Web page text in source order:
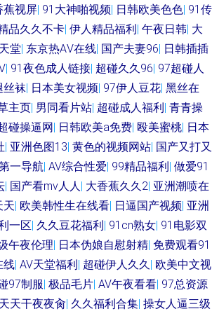
蕉视屏| 91大神啪视频| 日韩欧美色色| 91传
品久久不卡| 伊人精品福利| 午夜日韩| 大
堂| 东京热AⅤ在线| 国产夫妻96| 日韩插插
| 91夜色成人链接| 超碰久久96| 97超碰人
丝袜| 日本美女视频| 97伊人豆花| 黑丝在
主页| 男同看片站| 超碰成人福利| 青青操
碰操逼网| 日韩欧美a免费| 殴美蜜桃| 日本
| 亚洲色图13| 黄色的视频网站| 国产又打又
一导航| AV综合性爱| 99精品福利| 做爱91
| 国产看mv人人| 大香蕉久久2| 亚洲潮喷在
天| 欧美韩性生在线看| 日逼国产视频| 亚洲
一区| 久久豆花福利| 91cn熟女| 91电影双
午夜伦理| 日本伪娘自慰射精| 免费观看91
线| AV天堂福利| 超碰伊人久久| 欧美中文视
97制服| 极品毛片| AV午夜看看| 97总资源
天天干夜夜肏| 久久福利合集| 操女人逼三级